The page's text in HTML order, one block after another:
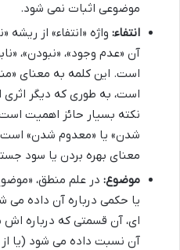
موضوعی اثبات نمی شود.
انتفاء: واژه «انتفاء» از
آن «عدم وجود»، «نبودن»،
است. این کلمه به معنای
است، به طوری که دیگر اثری
نکته بسیار حائز اهمیت است
شدن» یا «معدوم شدن» است
معنای بهره بردن یا سود
موضوع: در علم منطق،
یا حکمی درباره آن داده می
ای، آن قسمتی که درباره
آن نسبت داده می شود (یا